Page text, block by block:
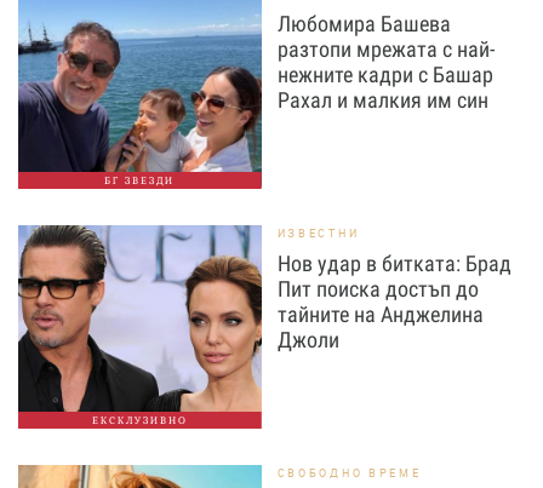
БГ ЗВЕЗДИ
Любомира Башева
разтопи мрежата с най-
нежните кадри с Башар
Рахал и малкия им син
ЕКСКЛУЗИВНО
ИЗВЕСТНИ
Нов удар в битката: Брад
Пит поиска достъп до
тайните на Анджелина
Джоли
СВОБОДНО ВРЕМЕ